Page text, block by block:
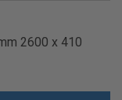
2600 x 410